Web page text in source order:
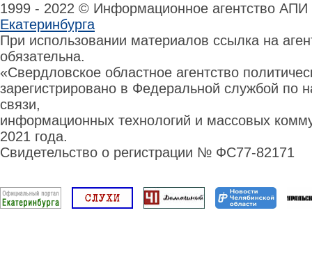
1999 - 2022 © Информационное агентство
Екатеринбурга
При использовании материалов ссылка на
обязательна.
«Свердловское областное агентство
зарегистрировано в Федеральной службой по
связи,
информационных технологий и массовых
2021 года.
Свидетельство о регистрации № ФС77-82171